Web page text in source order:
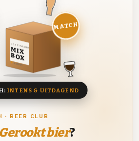
· BEER CLUB
Gerookt bier?
DEZE MAAND
MIX
BOX
8 BIEREN
MATCH
INTENS & UITDAGEND